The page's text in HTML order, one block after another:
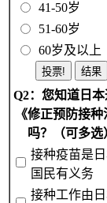
41-50岁
51-60岁
60岁及以上
Q2：您知道日
《修正预防接种
吗？（可多选
接种疫苗是
国民有义务
接种工作由